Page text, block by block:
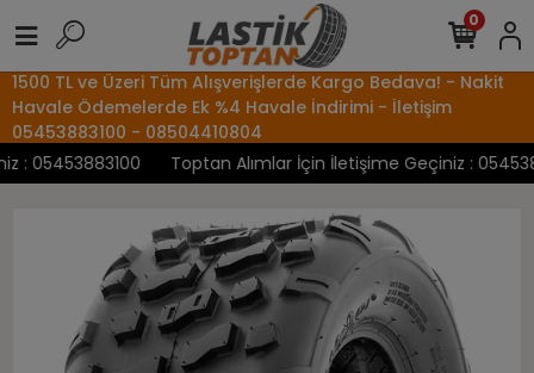
1500 TL ve Üzeri Tüm Alışverişlerde Kargo Bedava! - Nakit
Havale Ödemelerde Ek %4 Havale İndirimi - İletişim
05453883100 - 08504410804
05453883100
Toptan Alımlar İçin İletişime Geçiniz :
0